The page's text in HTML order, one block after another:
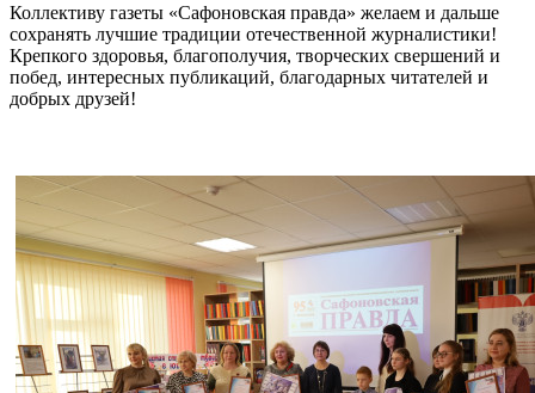
Коллективу газеты «Сафоновская правда» желаем и дальше
сохранять лучшие традиции отечественной журналистики!
Крепкого здоровья, благополучия, творческих свершений и
побед, интересных публикаций, благодарных читателей и
добрых друзей!